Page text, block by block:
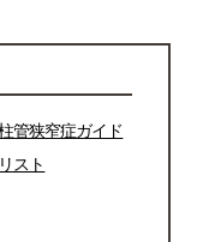
管狭窄症ガイド
スト